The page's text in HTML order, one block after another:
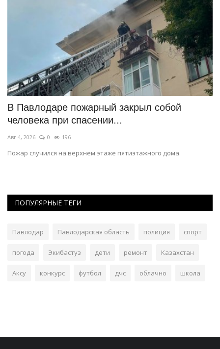
В Павлодаре пожарный закрыл собой
человека при спасении...
Авг 4, 2026 0 196
Пожар случился на верхнем этаже пятиэтажного дома.
ПОПУЛЯРНЫЕ ТЕГИ
Павлодар Павлодарская область полиция спорт
погода Экибастуз дети ремонт Казахстан
Аксу конкурс футбол дчс облачно школа